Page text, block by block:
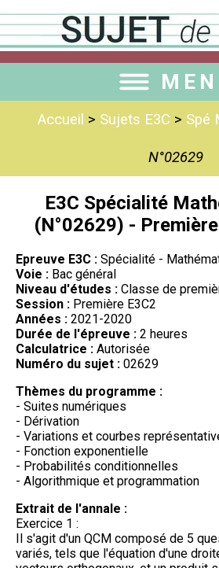
Accueil > Sujets E3C > Spé
N°02629
E3C Spécialité
(N°02629) -
Epreuve E3C : Spécialité -
Voie : Bac général
Niveau d'études : Classe de
Session : Première E3C2
Années : 2021-2020
Durée de l'épreuve : 2 heures
Calculatrice : Autorisée
Numéro du sujet : 02629
Thèmes du programme :
- Suites numériques
- Dérivation
- Variations et courbes
- Fonction exponentielle
- Probabilités conditionnelles
- Algorithmique et programmation
Extrait de l'annale :
Exercice 1 :
Il s'agit d'un QCM composé de 5
variés, tels que l'équation d'une